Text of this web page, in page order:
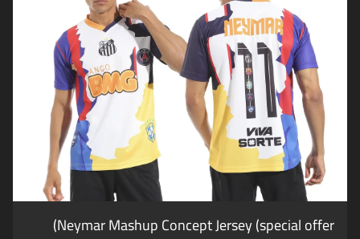
Neymar Mashup Concept Jersey (special offer)